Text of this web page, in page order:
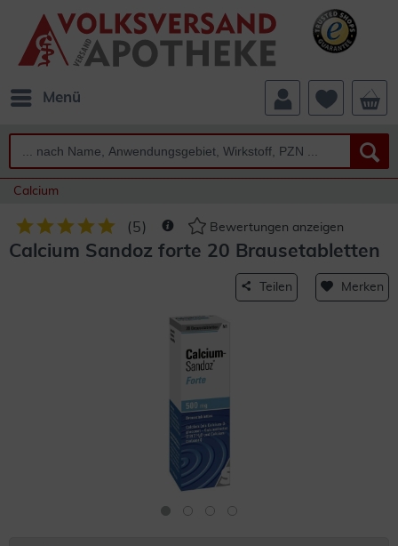
Menü
Calcium
(5) Bewertungen anzeigen
Calcium Sandoz forte 20 Brausetabletten
Teilen Merken